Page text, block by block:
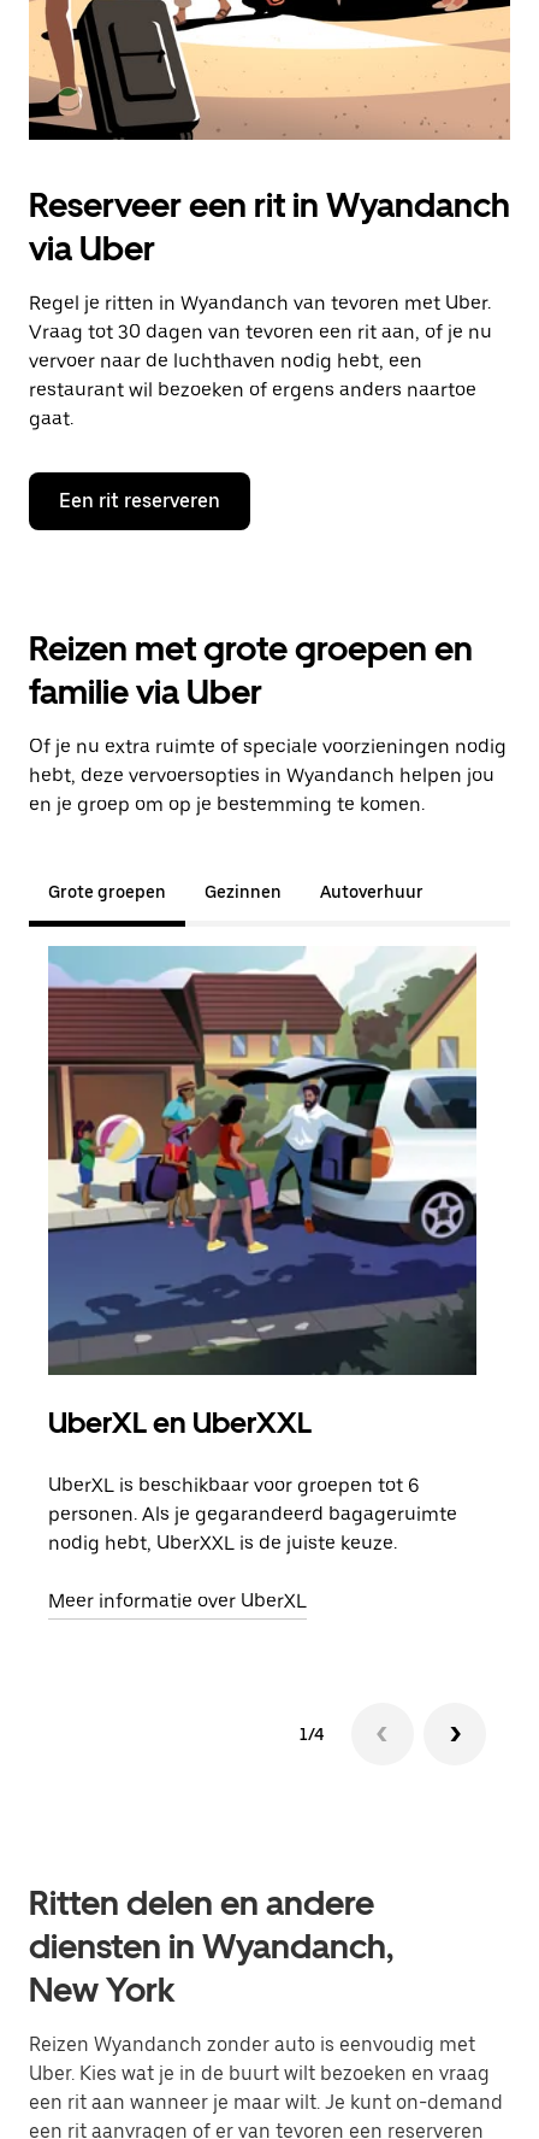
Reserveer een rit in Wyandanch
via Uber
Regel je ritten in Wyandanch van tevoren met Uber.
Vraag tot 30 dagen van tevoren een rit aan, of je nu
vervoer naar de luchthaven nodig hebt, een
restaurant wil bezoeken of ergens anders naartoe
gaat.
Een rit reserveren
Reizen met grote groepen en
familie via Uber
Of je nu extra ruimte of speciale voorzieningen nodig
hebt, deze vervoersopties in Wyandanch helpen jou
en je groep om op je bestemming te komen.
Grote groepen Gezinnen Autoverhuur
UberXL en UberXXL
UberXL is beschikbaar voor groepen tot 6
personen. Als je gegarandeerd bagageruimte
nodig hebt, UberXXL is de juiste keuze.
Meer informatie over UberXL
1/4
Ritten delen en andere
diensten in Wyandanch,
New York
Reizen Wyandanch zonder auto is eenvoudig met
Uber. Kies wat je in de buurt wilt bezoeken en vraag
een rit aan wanneer je maar wilt. Je kunt on-demand
een rit aanvragen of er van tevoren een reserveren